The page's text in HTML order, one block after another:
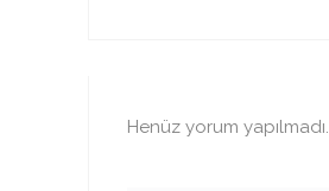
Henüz yorum yapılmadı.